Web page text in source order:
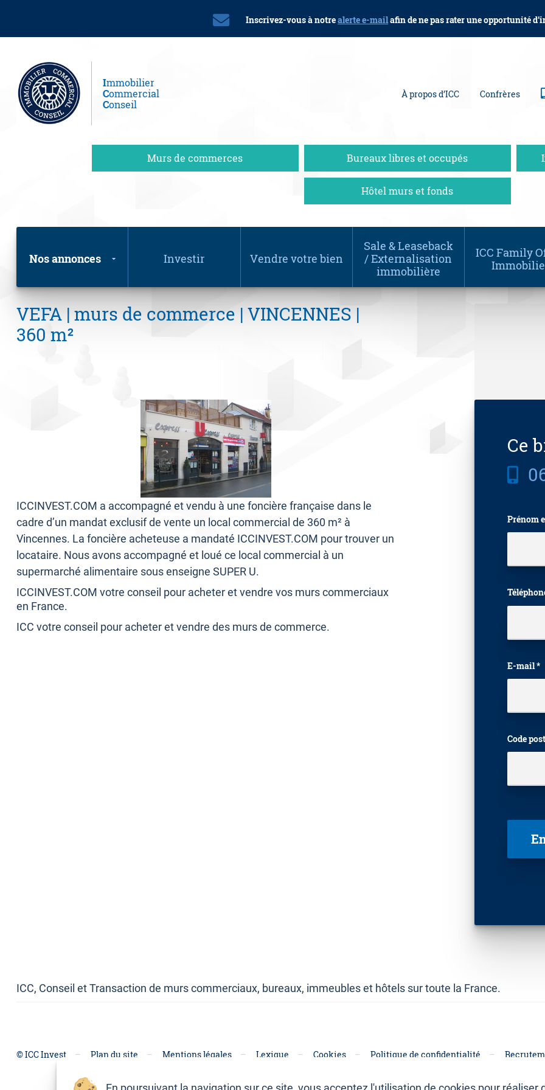
Inscrivez-vous à notrealerte e-mailafin de ne pas rater une opportunité
Immobilier
Commercial
Conseil
À propos d’ICC Confrères
Murs de commerces Bureaux libres et occupés
Hôtel murs et fonds
Nos annonces Investir Vendre votre bien
Sale & Leaseback
/ Externalisation
immobilière
ICC Family
VEFA | murs de commerce | VINCENNES |
360 m²
ICCINVEST.COM a accompagné et vendu à une foncière française dans le
cadre d’un mandat exclusif de vente un local commercial de 360 m² à
Vincennes. La foncière acheteuse a mandaté ICCINVEST.COM pour trouver un
locataire. Nous avons accompagné et loué ce local commercial à un
supermarché alimentaire sous enseigne SUPER U.
ICCINVEST.COM votre conseil pour acheter et vendre vos murs commerciaux
en France.
ICC votre conseil pour acheter et vendre des murs de commerce.
Ce
Prénom
E-mail *
Code
ICC, Conseil et Transaction de murs commerciaux, bureaux, immeubles et hôtels sur toute la France.
© ICC Invest Plan du site Mentions légales Lexique Cookies Politique de confidentialité